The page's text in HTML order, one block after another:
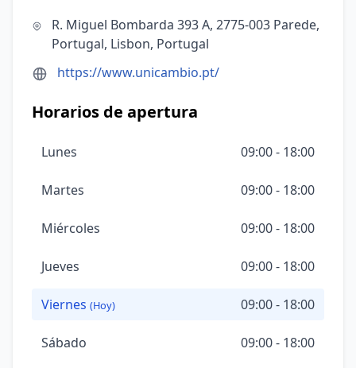
R. Miguel Bombarda 393 A, 2775-003 Parede,
Portugal, Lisbon, Portugal
https://www.unicambio.pt/
Horarios de apertura
Lunes 09:00 - 18:00
Martes 09:00 - 18:00
Miércoles 09:00 - 18:00
Jueves 09:00 - 18:00
Viernes (Hoy) 09:00 - 18:00
Sábado 09:00 - 18:00